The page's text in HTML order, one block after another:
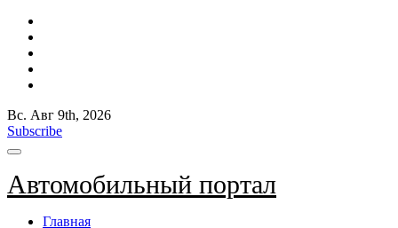
Вс. Авг 9th, 2026
Subscribe
Автомобильный портал
Главная